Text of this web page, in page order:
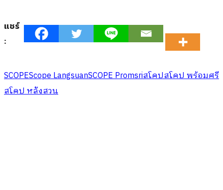
แชร์
:
SCOPEScope LangsuanSCOPE Promsriสโคปสโคป พร้อมศรี
สโคป หลังสวน